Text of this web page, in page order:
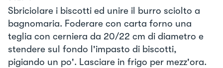
Sbriciolare i biscotti ed unire il burro sciolto a
bagnomaria. Foderare con carta forno una
teglia con cerniera da 20/22 cm di diametro e
stendere sul fondo l'impasto di biscotti,
pigiando un po'. Lasciare in frigo per mezz'ora.